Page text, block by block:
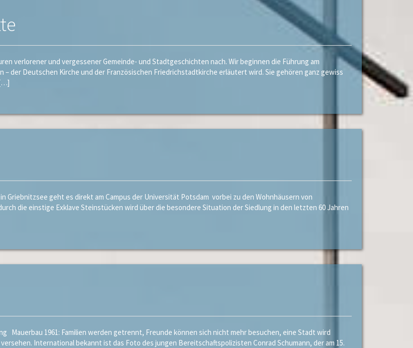
verlorener und vergessener Gemeinde- und Stadtgeschichten nach. Wir beginnen die Führung am
der Deutschen Kirche und der Französischen Friedrichstadtkirche erläutert wird. Sie gehören ganz gewiss
geht es direkt am Campus der Universität Potsdam vorbei zu den Wohnhäusern von
die einstige Exklave Steinstücken wird über die besondere Situation der Siedlung in den letzten 60 Jahren
Mauerbau 1961: Familien werden getrennt, Freunde können sich nicht mehr besuchen, eine Stadt wird
International bekannt ist das Foto des jungen Bereitschaftspolizisten Conrad Schumann, der am 15.